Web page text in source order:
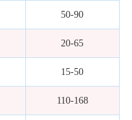
50-90
20-65
15-50
110-168